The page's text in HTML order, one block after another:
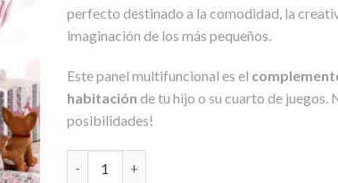
perfecto destinado a la comodidad, la
imaginación de los más pequeños.
Este panel multifuncional es el
habitación de tu hijo o su cuarto de juegos.
posibilidades!